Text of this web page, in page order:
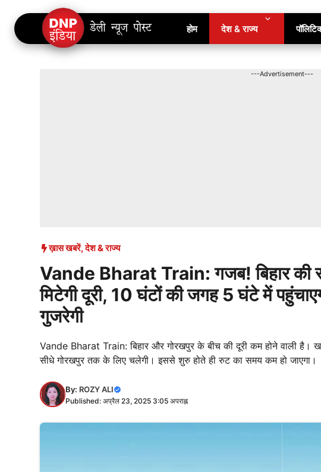
Skip
content
होम देश & राज्य
---Advertisement---
ख़ास खबरें,देश & राज्य
Vande Bharat Train: गजब! बिहार की
मिटेगी दूरी, 10 घंटों की जगह 5 घंटे में
गुजरेगी
Vande Bharat Train: बिहार और गोरखपुर के बीच की दूरी कम होने वाली है।
सीधे गोरखपुर तक के लिए चलेगी। इससे शुरु होते ही रुट का समय कम हो जाएगा।
By: ROZY ALI
Published: अप्रैल 23, 2025 3:05 अपराह्न